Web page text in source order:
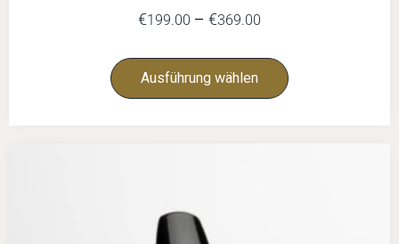
€199.00 – €369.00
Ausführung wählen